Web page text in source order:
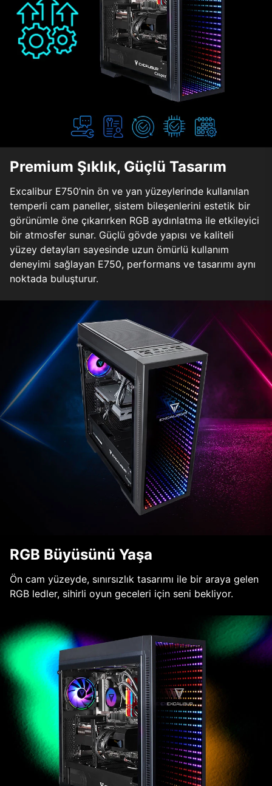
Premium Şıklık, Güçlü Tasarım
Excalibur E750’nin ön ve yan yüzeylerinde kullanılan
temperli cam paneller, sistem bileşenlerini estetik bir
görünümle öne çıkarırken RGB aydınlatma ile etkileyici
bir atmosfer sunar. Güçlü gövde yapısı ve kaliteli
yüzey detayları sayesinde uzun ömürlü kullanım
deneyimi sağlayan E750, performans ve tasarımı aynı
noktada buluşturur.
RGB Büyüsünü Yaşa
Ön cam yüzeyde, sınırsızlık tasarımı ile bir araya gelen
RGB ledler, sihirli oyun geceleri için seni bekliyor.